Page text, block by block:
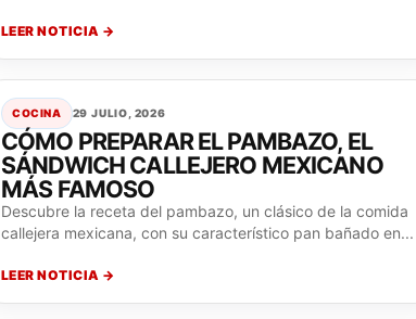
LEER NOTICIA →
COCINA 29 JULIO, 2026
CÓMO PREPARAR EL PAMBAZO, EL
SÁNDWICH CALLEJERO MEXICANO
MÁS FAMOSO
Descubre la receta del pambazo, un clásico de la comida
callejera mexicana, con su característico pan bañado en...
LEER NOTICIA →